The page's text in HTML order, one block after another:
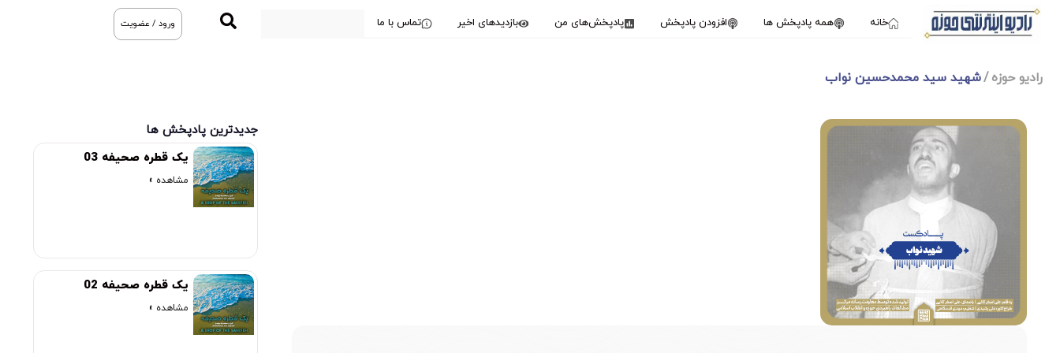
خانه همه پادپخش ها افزودن پادپخش پادپخش‌های من بازدیدهای اخیر تماس با ما ورود / عضویت
رادیو حوزه شهید سید محمدحسین نواب
1X
جدیدترین پادپخش ها
یک قطره صحیفه 03
مشاهده »
یک قطره صحیفه 02
مشاهده »